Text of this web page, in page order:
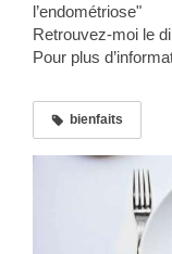
l’endométriose"
Retrouvez-moi le
Pour plus
bienfaits